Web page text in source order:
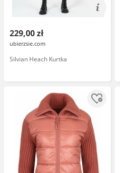
229,00 zł
ubierzsie.com
Silvian Heach Kurtka